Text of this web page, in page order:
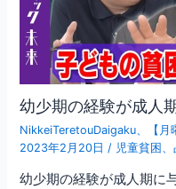
幼少期の経験が成人
NikkeiTeretouDaigaku 【
2023年2月20日 / 児童貧困 、
幼少期の経験が成人期に